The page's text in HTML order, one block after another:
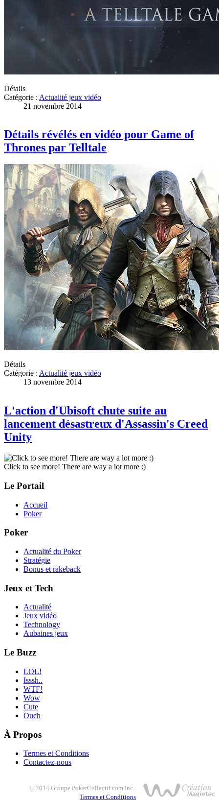
Détails
Catégorie : Actualité jeux vidéo
21 novembre 2014
Détails révélés en vidéo pour Game of
Thrones par Telltale
Détails
Catégorie : Actualité jeux vidéo
13 novembre 2014
L'action d'Ubisoft chute suite au
lancement désastreux d'Assassin's Creed
Unity
Click to see more! There are way a lot more :)
Le Portail
Accueil
Poker
Poker
Actualité du Poker
Stratégie
Bonus et rakeback
Jeux et Tech
Actualité
Jeux vidéo
Technology
Aubaines jeux
Le Buzz
LOL!
Isssh..
WTF!
Wow
Cute
Ouch
À Propos
Termes et Conditions
Contactez-nous
© 2014 Groupe PokerCollectif.com Inc.
Termes et Conditions